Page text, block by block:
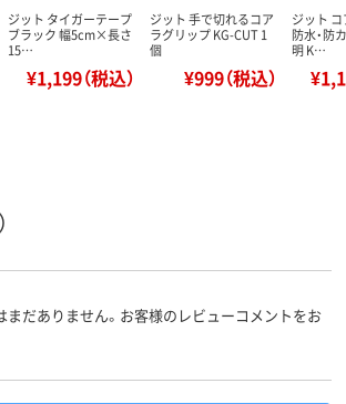
ジット タイガーテープ
ブラック 幅5cm×長さ
15…
¥1,199（税込）
ジット 手で切れるコア
ラグリップ KG-CUT 1
個
¥999（税込）
ジット
防水・防
明 K…
まだありません。お客様のレビューコメントをお